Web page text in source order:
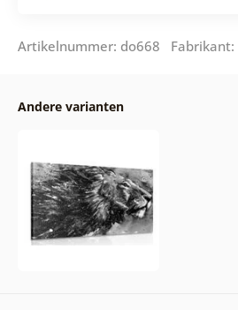
Artikelnummer: do668 Fabrikant:
Andere varianten